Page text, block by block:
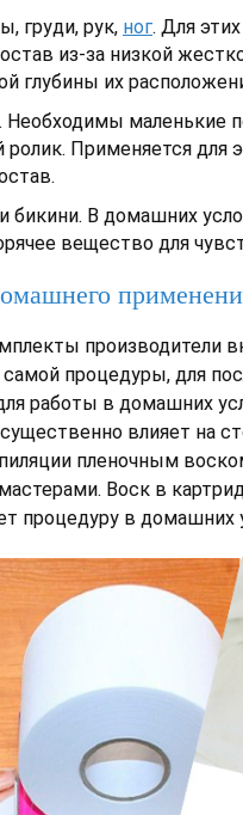
груди, рук, ног. Для
из-за низкой
глубины их
Необходимы маленькие
ролик. Применяется для
бикини. В домашних
вещество для
производители
процедуры, для
работы в домашних
влияет на
пленочным
Воск в
процедуру в домашних